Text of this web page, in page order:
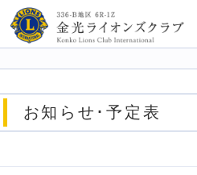
金光ライオンズ
6R-1Z
お知らせ･予定表